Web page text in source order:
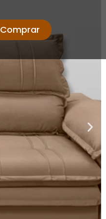
Comprar